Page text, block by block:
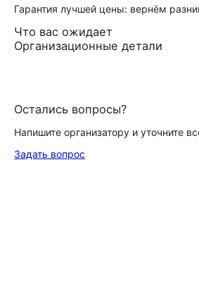
Гарантия лучшей цены: вернём
Что вас ожидает
Организационные детали
Остались вопросы?
Напишите организатору и уточните
Задать вопрос